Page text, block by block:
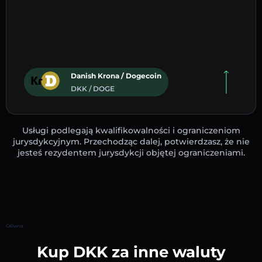
Danish Krona / Dogecoin
DKK / DOGE
Usługi podlegają kwalifikowalności i ograniczeniom
jurysdykcyjnym. Przechodząc dalej, potwierdzasz, że nie
jesteś rezydentem jurysdykcji objętej ograniczeniami.
Główna
Kup DKK za inne waluty